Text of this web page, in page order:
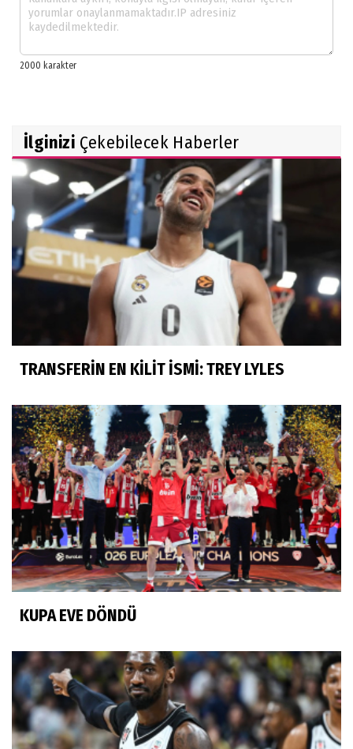
İlginizi Çekebilecek Haberler
TRANSFERİN EN KİLİT İSMİ: TREY LYLES
KUPA EVE DÖNDÜ